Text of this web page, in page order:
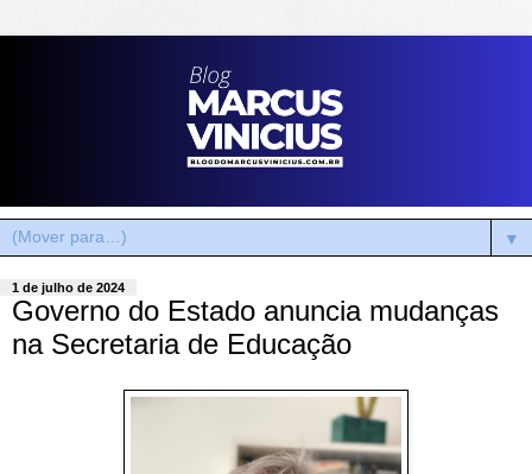
▼
1 de julho de 2024
Governo do Estado anuncia mudanças
na Secretaria de Educação